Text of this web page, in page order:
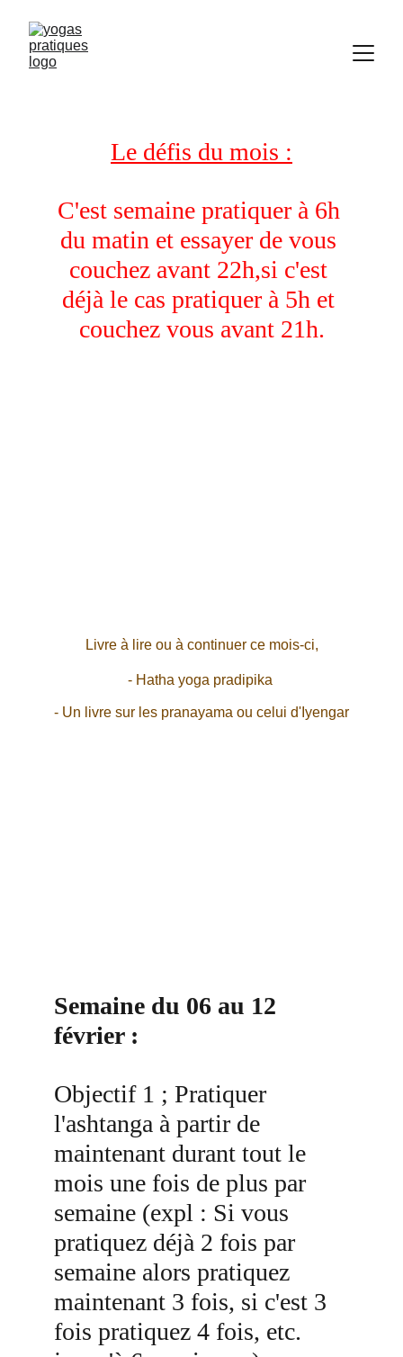
​Le défis du mois :
​C'est semaine pratiquer à 6h
du matin et essayer de vous
couchez avant 22h,si c'est
déjà le cas pratiquer à 5h et
couchez vous avant 21h.
​Livre à lire ou à continuer ce mois-ci,​
- Hatha yoga pradipika
- Un livre sur les pranayama ou celui d'Iyengar
Semaine du 06 au 12
février :
Objectif 1 ; Pratiquer
l'ashtanga à partir de
maintenant durant tout le
mois une fois de plus par
semaine (expl : Si vous
pratiquez déjà 2 fois par
semaine alors pratiquez
maintenant 3 fois, si c'est 3
fois pratiquez 4 fois, etc.